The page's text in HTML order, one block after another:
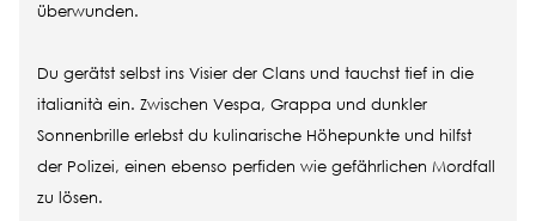
überwunden.
Du gerätst selbst ins Visier der Clans und tauchst tief in die
italianità ein. Zwischen Vespa, Grappa und dunkler
Sonnenbrille erlebst du kulinarische Höhepunkte und hilfst
der Polizei, einen ebenso perfiden wie gefährlichen Mordfall
zu lösen.